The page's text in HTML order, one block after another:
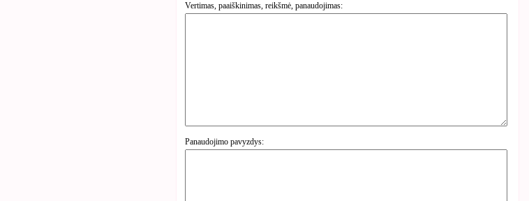
Vertimas, paaiškinimas, reikšmė, panaudojimas:
Panaudojimo pavyzdys: